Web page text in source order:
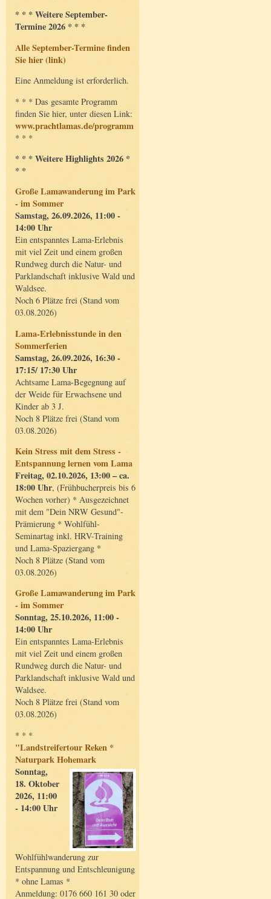
* * * Weitere September-
Termine 2026 * * *
Alle September-Termine finden
Sie hier (link)
Eine Anmeldung ist erforderlich.
* * * Das gesamte Programm
finden Sie hier, unter diesen Link:
www.prachtlamas.de/programm
* * *
* * * Weitere Highlights 2026 *
* *
Große Lamawanderung im Park
- im Sommer
Samstag, 26.09.2026, 11:00 -
14:00 Uhr
Ein entspanntes Lama-Erlebnis
mit viel Zeit und einem großen
Rundweg durch die Natur- und
Parklandschaft inklusive Wald und
Waldsee.
Noch 6 Plätze frei (Stand vom
03.08.2026)
Lama-Erlebnisstunde in den
Sommerferien
Samstag, 26.09.2026, 16:30 -
17:15/ 17:30 Uhr
Achtsame Lama-Begegnung auf
der Weide für Erwachsene und
Kinder ab 3 J.
Noch 8 Plätze frei (Stand vom
03.08.2026)
Kein Stress mit dem Stress -
Entspannung lernen vom Lama
Freitag, 02.10.2026, 13:00 – ca.
18:00 Uhr, (Frühbucherpreis bis 6
Wochen vorher) * Ausgezeichnet
mit dem "Dein NRW Gesund"-
Prämierung * Wohlfühl-
Seminartag inkl. HRV-Training
und Lama-Spaziergang *
Noch 8 Plätze (Stand vom
03.08.2026)
Große Lamawanderung im Park
- im Sommer
Sonntag, 25.10.2026, 11:00 -
14:00 Uhr
Ein entspanntes Lama-Erlebnis
mit viel Zeit und einem großen
Rundweg durch die Natur- und
Parklandschaft inklusive Wald und
Waldsee.
Noch 8 Plätze frei (Stand vom
03.08.2026)
* * *
"Landstreifertour Reken *
Naturpark Hohemark
Sonntag,
18. Oktober
2026, 11:00
- 14:00 Uhr
Wohlfühlwanderung zur
Entspannung und Entschleunigung
* ohne Lamas *
Anmeldung: 0176 660 161 30 oder